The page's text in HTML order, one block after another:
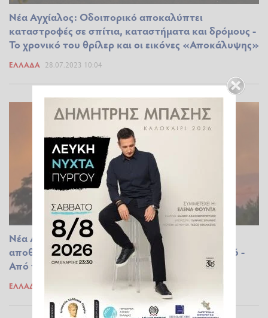
Νέα Αγχίαλος: Οδοιπορικό αποκαλύπτει
καταστροφές σε σπίτια, καταστήματα και δρόμους -
Το χρονικό του θρίλερ και οι εικόνες «Αποκάλυψης»
ΕΛΛΆΔΑ 28.07.2023 10:04
Νέα Αγχίαλος: Μυστήριο με την έκρηξη στην
αποθήκη πυρομαχικών που είχε βόμβες για F-16 -
Από τι προκλήθηκε
ΕΛΛΆΔΑ